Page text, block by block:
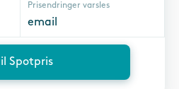
Prisendringer varsles
email
Spotpris